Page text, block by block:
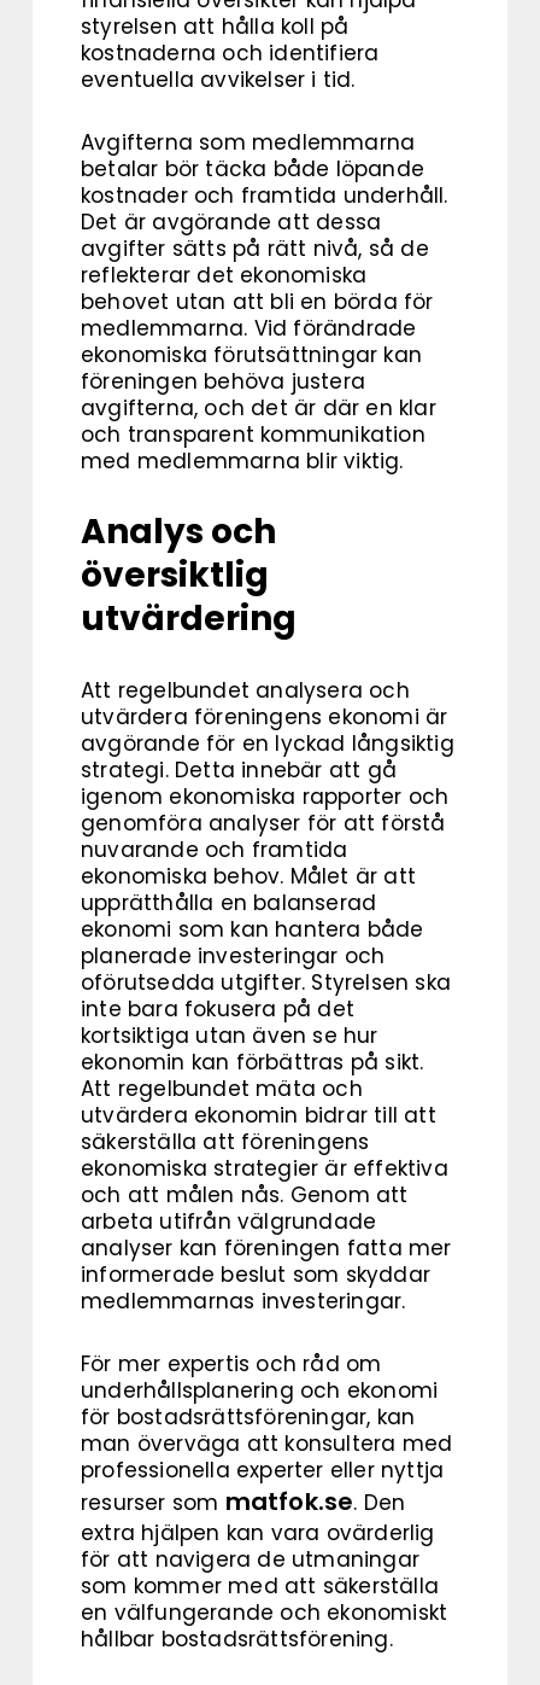
styrelsen att hålla koll på
kostnaderna och identifiera
eventuella avvikelser i tid.
Avgifterna som medlemmarna
betalar bör täcka både löpande
kostnader och framtida underhåll.
Det är avgörande att dessa
avgifter sätts på rätt nivå, så de
reflekterar det ekonomiska
behovet utan att bli en börda för
medlemmarna. Vid förändrade
ekonomiska förutsättningar kan
föreningen behöva justera
avgifterna, och det är där en klar
och transparent kommunikation
med medlemmarna blir viktig.
Analys och
översiktlig
utvärdering
Att regelbundet analysera och
utvärdera föreningens ekonomi är
avgörande för en lyckad långsiktig
strategi. Detta innebär att gå
igenom ekonomiska rapporter och
genomföra analyser för att förstå
nuvarande och framtida
ekonomiska behov. Målet är att
upprätthålla en balanserad
ekonomi som kan hantera både
planerade investeringar och
oförutsedda utgifter. Styrelsen ska
inte bara fokusera på det
kortsiktiga utan även se hur
ekonomin kan förbättras på sikt.
Att regelbundet mäta och
utvärdera ekonomin bidrar till att
säkerställa att föreningens
ekonomiska strategier är effektiva
och att målen nås. Genom att
arbeta utifrån välgrundade
analyser kan föreningen fatta mer
informerade beslut som skyddar
medlemmarnas investeringar.
För mer expertis och råd om
underhållsplanering och ekonomi
för bostadsrättsföreningar, kan
man överväga att konsultera med
professionella experter eller nyttja
resurser som matfok.se. Den
extra hjälpen kan vara ovärderlig
för att navigera de utmaningar
som kommer med att säkerställa
en välfungerande och ekonomiskt
hållbar bostadsrättsförening.